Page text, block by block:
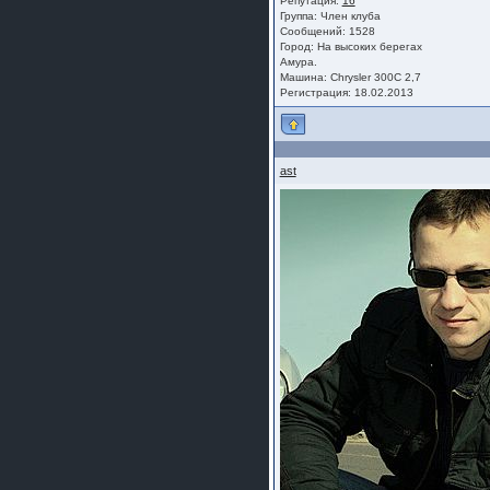
Группа: Член клуба
Сообщений: 1528
Город: На высоких берегах
Амура.
Машина: Chrysler 300C 2,7
Регистрация: 18.02.2013
ast